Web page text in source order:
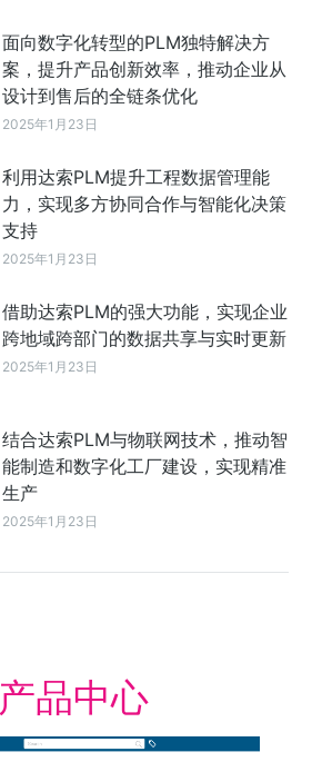
面向数字化转型的PLM独特解决方
案，提升产品创新效率，推动企业从
设计到售后的全链条优化
2025年1月23日
利用达索PLM提升工程数据管理能
力，实现多方协同合作与智能化决策
支持
2025年1月23日
借助达索PLM的强大功能，实现企业
跨地域跨部门的数据共享与实时更新
2025年1月23日
结合达索PLM与物联网技术，推动智
能制造和数字化工厂建设，实现精准
生产
2025年1月23日
产品中心